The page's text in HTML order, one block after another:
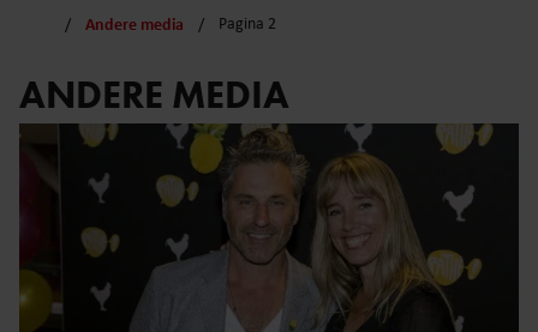
Andere media Pagina 2
ANDERE MEDIA